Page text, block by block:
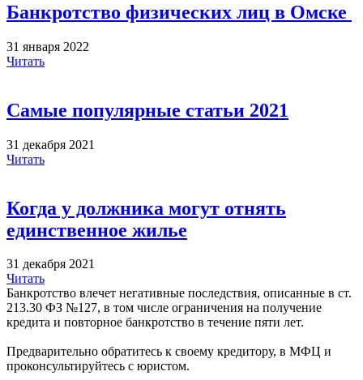
Банкротство физических лиц в Омске
31 января 2022
Читать
Самые популярные статьи 2021
31 декабря 2021
Читать
Когда у должника могут отнять
единственное жилье
31 декабря 2021
Читать
Банкротство влечет негативные последствия, описанные в ст.
213.30 ФЗ №127, в том числе ограничения на получение
кредита и повторное банкротство в течение пяти лет.
Предварительно обратитесь к своему кредитору, в МФЦ и
проконсультируйтесь с юристом.